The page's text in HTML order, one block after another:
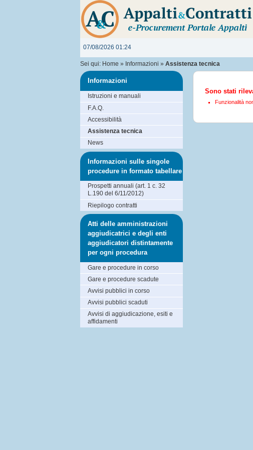
07/08/2026 01:24
Sei qui: Home » Informazioni » Assistenza tecnica
Sono stati
Funzionalità
Informazioni
Istruzioni e manuali
F.A.Q.
Accessibilità
Assistenza tecnica
News
Informazioni sulle singole
procedure in formato tabellare
Prospetti annuali (art. 1 c. 32
L.190 del 6/11/2012)
Riepilogo contratti
Atti delle amministrazioni
aggiudicatrici e degli enti
aggiudicatori distintamente
per ogni procedura
Gare e procedure in corso
Gare e procedure scadute
Avvisi pubblici in corso
Avvisi pubblici scaduti
Avvisi di aggiudicazione, esiti e
affidamenti